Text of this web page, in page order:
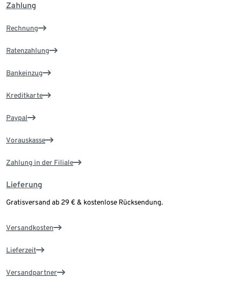
Zahlung
Rechnung
Ratenzahlung
Bankeinzug
Kreditkarte
Paypal
Vorauskasse
Zahlung in der Filiale
Lieferung
Gratisversand ab 29 € & kostenlose Rücksendung.
Versandkosten
Lieferzeit
Versandpartner